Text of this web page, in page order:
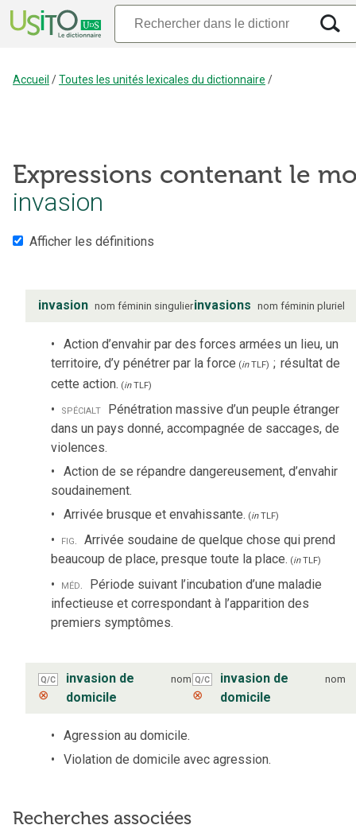
Accueil /Toutes les unités lexicales du dictionnaire /
Expressions contenant le
invasion
Afficher les définitions
invasion nom féminin singulierinvasions nom féminin pluriel
Action d’envahir par des forces armées un lieu, un
territoire, d’y pénétrer par la force (inTLF) ; résultat de
cette action. (inTLF)
spécialt Pénétration massive d’un peuple étranger
dans un pays donné, accompagnée de saccages, de
violences.
Action de se répandre dangereusement, d’envahir
soudainement.
Arrivée brusque et envahissante. (inTLF)
fig. Arrivée soudaine de quelque chose qui prend
beaucoup de place, presque toute la place. (inTLF)
méd. Période suivant l’incubation d’une maladie
infectieuse et correspondant à l’apparition des
premiers symptômes.
Q/C
⊗
invasion de
domicile
nom Q/C
⊗
invasion de
domicile
nom
Agression au domicile.
Violation de domicile avec agression.
Recherches associées